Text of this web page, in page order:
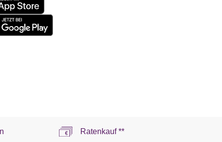
Ratenkauf **